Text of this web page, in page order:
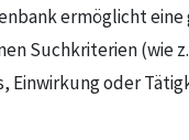
ermöglicht
Suchkriterien (wie
Einwirkung oder